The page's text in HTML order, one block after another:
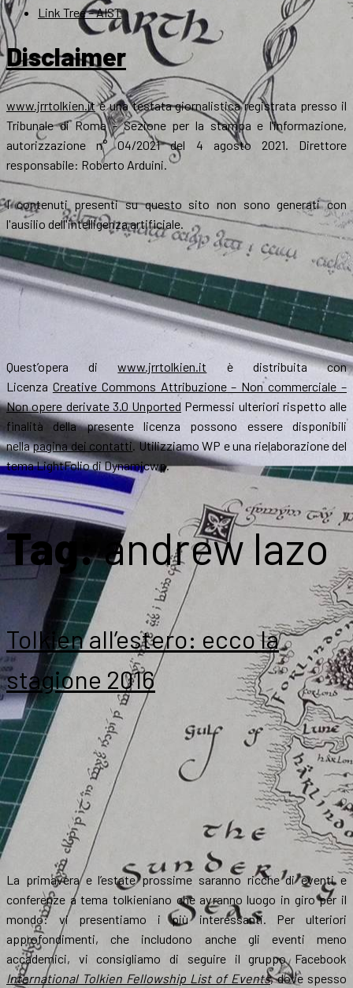
Link Tree – AIST
Disclaimer
www.jrrtolkien.itè una testata giornalistica registrata presso il
Tribunale di Roma - Sezione per la stampa e l’informazione,
autorizzazione n° 04/2021 del 4 agosto 2021. Direttore
responsabile: Roberto Arduini.
I contenuti presenti su questo sito non sono generati con
l'ausilio dell'intelligenza artificiale.
Quest’opera diwww.jrrtolkien.it è distribuita con
Licenza Creative Commons Attribuzione – Non commerciale –
Non opere derivate 3.0 Unported Permessi ulteriori rispetto alle
finalità della presente licenza possono essere disponibili
nellapagina dei contatti. Utilizziamo WP e una rielaborazione del
tema LightFolio di Dynamicwp.
Tag:andrew lazo
Tolkien all’estero: ecco la
stagione 2016
La primavera e l’estate prossime saranno ricche di eventi e
conferenze a tema tolkieniano che avranno luogo in giro per il
mondo: vi presentiamo i più interessanti. Per ulteriori
approfondimenti, che includono anche gli eventi meno
accademici, vi consigliamo di seguire il gruppo Facebook
International Tolkien Fellowship List of Events, dove spesso